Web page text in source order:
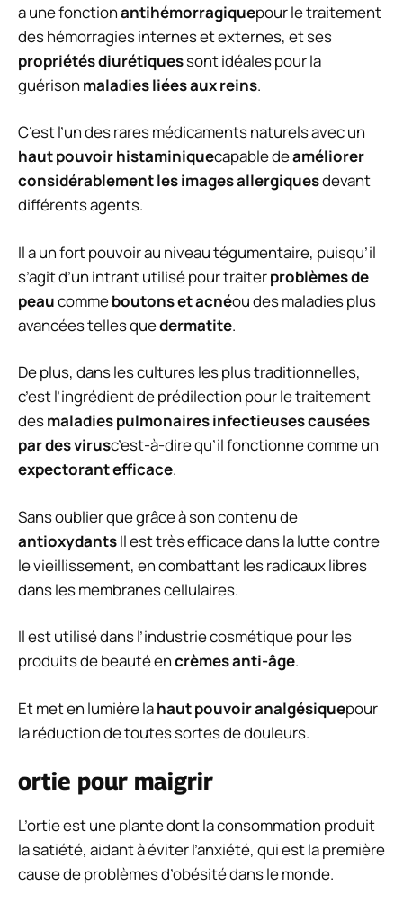
a une fonctionantihémorragiquepour le traitement
des hémorragies internes et externes, et ses
propriétés diurétiquessont idéales pour la
guérison maladies liées aux reins.
C’est l’un des rares médicaments naturels avec un
haut pouvoir histaminiquecapable deaméliorer
considérablement les images allergiquesdevant
différents agents.
Il a un fort pouvoir au niveau tégumentaire, puisqu’il
s’agit d’un intrant utilisé pour traiterproblèmes de
peaucommeboutons et acnéou des maladies plus
avancées telles quedermatite.
De plus, dans les cultures les plus traditionnelles,
c’est l’ingrédient de prédilection pour le traitement
desmaladies pulmonaires infectieuses causées
par des virusc’est-à-dire qu’il fonctionne comme un
expectorant efficace.
Sans oublier que grâce à son contenu de
antioxydantsIl est très efficace dans la lutte contre
le vieillissement, en combattant les radicaux libres
dans les membranes cellulaires.
Il est utilisé dans l’industrie cosmétique pour les
produits de beauté encrèmes anti-âge.
Et met en lumière lahaut pouvoir analgésiquepour
la réduction de toutes sortes de douleurs.
ortie pour maigrir
L’ortie est une plante dont la consommation produit
la satiété, aidant à éviter l’anxiété, qui est la première
cause de problèmes d’obésité dans le monde.